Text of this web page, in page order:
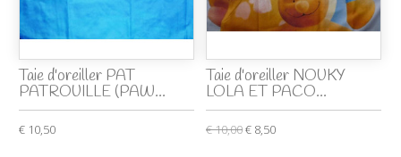
Taie d'oreiller PAT
PATROUILLE (PAW...
€ 10,50
Taie d'oreiller NOUKY
LOLA ET PACO...
€ 10,00€ 8,50